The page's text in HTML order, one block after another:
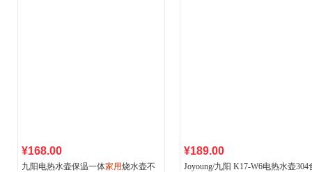
¥168.00
九阳电热水壶保温一体家用烧水壶不
¥189.00
Joyoung/九阳 K17-W6电热水壶304